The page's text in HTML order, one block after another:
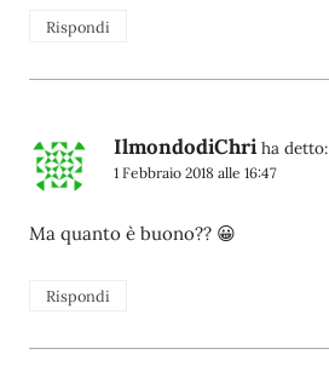
Rispondi
IlmondodiChri ha detto:
1 Febbraio 2018 alle 16:47
Ma quanto è buono?? 😀
Rispondi